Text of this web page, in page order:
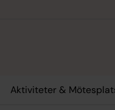
Aktiviteter &